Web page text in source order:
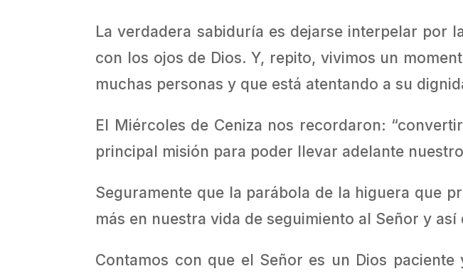
La verdadera sabiduría es dejarse interpelar por
con los ojos de Dios. Y, repito, vivimos un
muchas personas y que está atentando a su
El Miércoles de Ceniza nos recordaron:
principal misión para poder llevar adelante
Seguramente que la parábola de la higuera que
más en nuestra vida de seguimiento al Señor y
Contamos con que el Señor es un Dios